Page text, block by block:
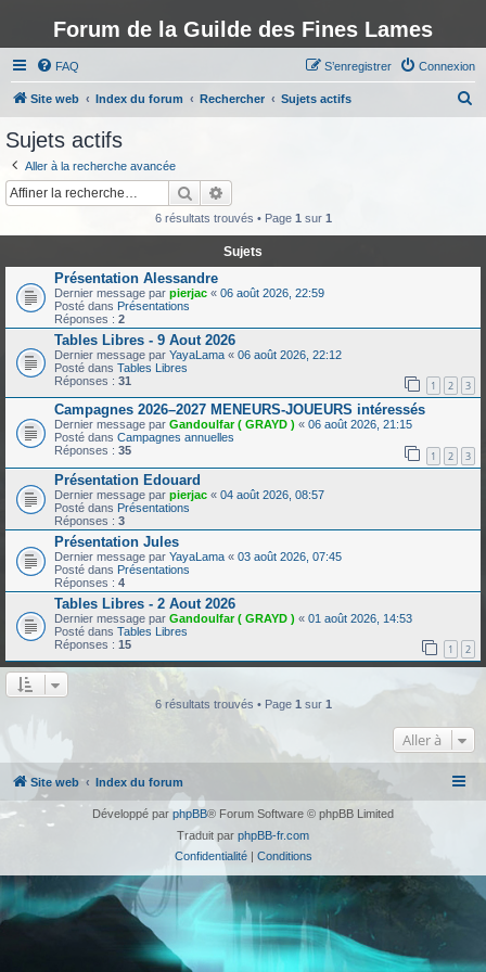
Forum de la Guilde des Fines Lames
FAQ Connexion
S’enregistrer
Site web Index du forum Rechercher Sujets actifs
r
Sujets actifs
Aller à la recherche avancée
Rechercher
6 résultats trouvés • Page 1 sur 1
Sujets
Présentation Alessandre
Dernier message par pierjac « 06 août 2026, 22:59
Posté dans Présentations
Réponses : 2
Tables Libres - 9 Aout 2026
Dernier message par YayaLama « 06 août 2026, 22:12
Posté dans Tables Libres
Réponses : 31 1 2 3
Campagnes 2026–2027 MENEURS-JOUEURS intéressés
Dernier message par Gandoulfar ( GRAYD ) « 06 août 2026, 21:15
Posté dans Campagnes annuelles
Réponses : 35 1 2 3
Présentation Edouard
Dernier message par pierjac « 04 août 2026, 08:57
Posté dans Présentations
Réponses : 3
Présentation Jules
Dernier message par YayaLama « 03 août 2026, 07:45
Posté dans Présentations
Réponses : 4
Tables Libres - 2 Aout 2026
Dernier message par Gandoulfar ( GRAYD ) « 01 août 2026, 14:53
Posté dans Tables Libres
Réponses : 15 1 2
6 résultats trouvés • Page 1sur 1
Aller à
Site web Index du forum
Développé par phpBB® Forum Software © phpBB Limited
Traduit par phpBB-fr.com
Confidentialité| Conditions